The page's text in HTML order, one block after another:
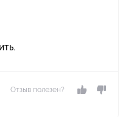
Отзыв полезен?